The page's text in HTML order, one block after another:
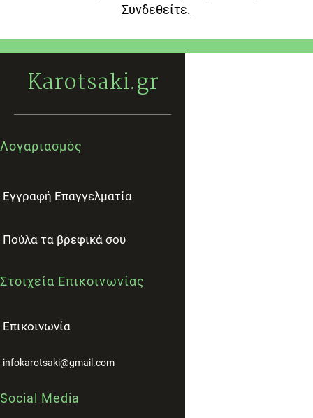
Συνδεθείτε.
Karotsaki.gr
Λογαριασμός
Εγγραφή Επαγγελματία
Πούλα τα βρεφικά σου
Στοιχεία Επικοινωνίας
Επικοινωνία
infokarotsaki@gmail.com
Social Media